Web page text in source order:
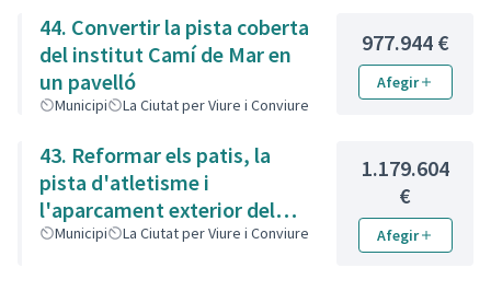
44. Convertir la pista coberta
del institut Camí de Mar en
un pavelló
Municipi La Ciutat per Viure i Conviure
977.944 €
Afegir
43. Reformar els patis, la
pista d'atletisme i
l'aparcament exterior del
institut Camí de Mar
Municipi La Ciutat per Viure i Conviure
1.179.604
€
Afegir